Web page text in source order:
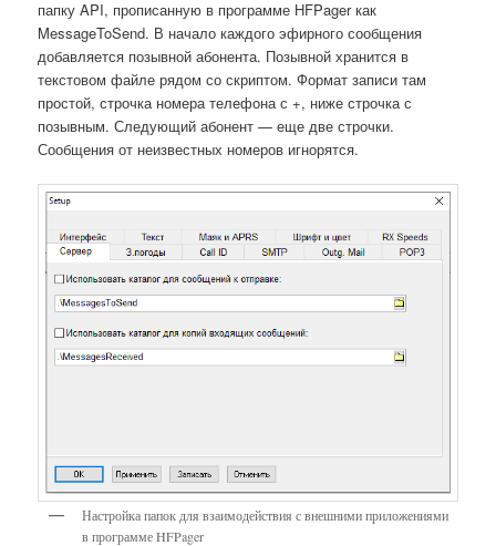
папку API, прописанную в программе HFPager как
MessageToSend. В начало каждого эфирного сообщения
добавляется позывной абонента. Позывной хранится в
текстовом файле рядом со скриптом. Формат записи там
простой, строчка номера телефона с +, ниже строчка с
позывным. Следующий абонент — еще две строчки.
Сообщения от неизвестных номеров игнорятся.
Настройка папок для взаимодействия с внешними приложениями
в программе HFPager